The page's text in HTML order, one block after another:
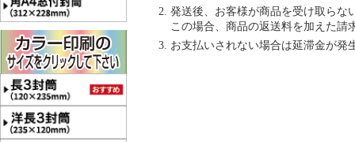
発送後、お客様が商品を受け取らな
この場合、商品の返送料を加えた請
お支払いされない場合は延滞金が発